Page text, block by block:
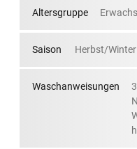
Altersgruppe
Saison Herbst/
Waschanweisungen